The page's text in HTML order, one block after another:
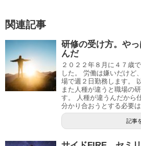
関連記事
研修の受け方。や
んだ
２０２２年８月に４７歳
した。 労働は嫌いだけど
場で週２日勤務します。
また人種が違うと職場の
す。 人種が違うんだから
分かり合おうとする必要は
記事